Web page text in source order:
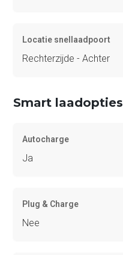
Locatie snellaadpoort
Rechterzijde - Achter
Smart laadopties
Autocharge
Ja
Plug & Charge
Nee